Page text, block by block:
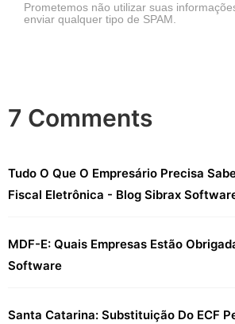
Prometemos não utilizar suas
enviar qualquer tipo de SPAM.
7 Comments
Tudo O Que O Empresário Precisa
Fiscal Eletrônica - Blog Sibrax
MDF-E: Quais Empresas Estão
Software
Santa Catarina: Substituição Do ECF